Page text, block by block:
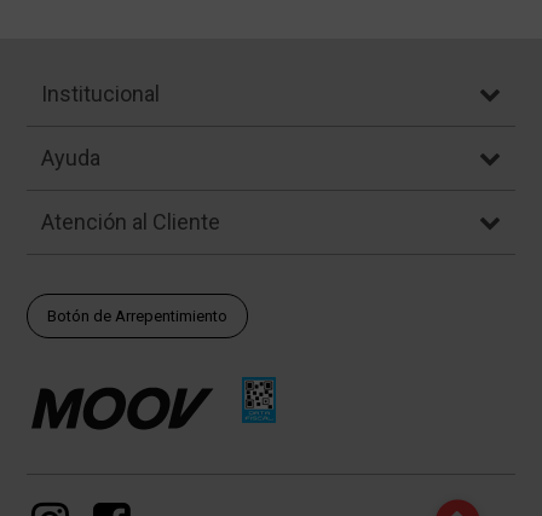
Institucional
Ayuda
Atención al Cliente
Botón de Arrepentimiento